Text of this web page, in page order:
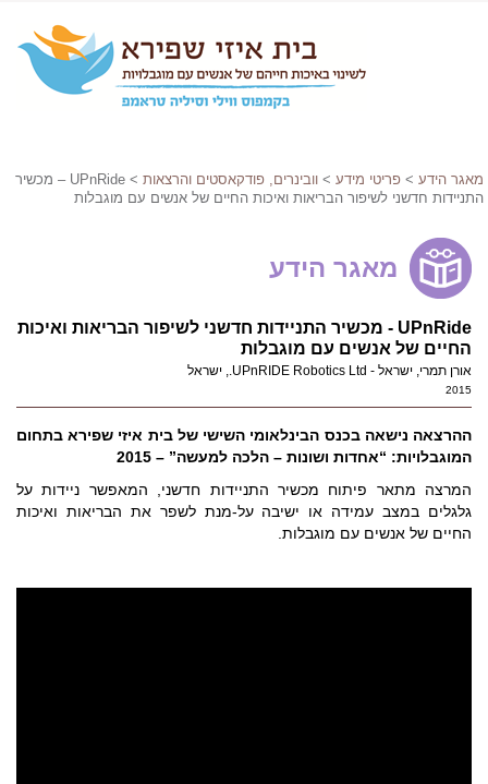
מאגר הידע > פריטי מידע > וובינרים, פודקאסטים והרצאות
> UPnRide – מכשיר
התניידות חדשני לשיפור הבריאות ואיכות החיים של אנשים עם מוגבלות
מאגר הידע
UPnRide - מכשיר התניידות חדשני לשיפור הבריאות ואיכות
החיים של אנשים עם מוגבלות
אורן תמרי, ישראל - UPnRIDE Robotics Ltd., ישראל
2015
ההרצאה נישאה בכנס הבינלאומי השישי של בית איזי שפירא בתחום
המוגבלויות: “אחדות ושונות – הלכה למעשה” – 2015
המרצה מתאר פיתוח מכשיר התניידות חדשני, המאפשר ניידות על
גלגלים במצב עמידה או ישיבה על-מנת לשפר את הבריאות ואיכות
החיים של אנשים עם מוגבלות.